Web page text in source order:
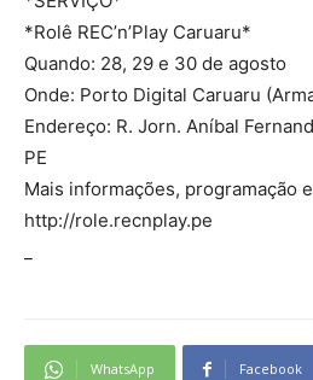
*Rolê REC’n’Play Caruaru*
Quando: 28, 29 e 30 de agosto
Onde: Porto Digital Caruaru
Endereço: R. Jorn. Aníbal
PE
Mais informações, programação
http://role.recnplay.pe
WhatsApp Facebook